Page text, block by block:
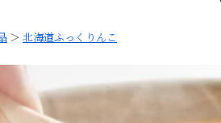
＞ 北海道ふっくりんこ